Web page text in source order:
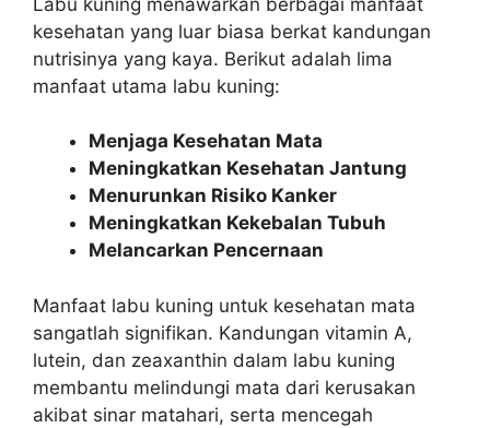
kesehatan yang luar biasa berkat kandungan
nutrisinya yang kaya. Berikut adalah lima
manfaat utama labu kuning:
Menjaga Kesehatan Mata
Meningkatkan Kesehatan Jantung
Menurunkan Risiko Kanker
Meningkatkan Kekebalan Tubuh
Melancarkan Pencernaan
Manfaat labu kuning untuk kesehatan mata
sangatlah signifikan. Kandungan vitamin A,
lutein, dan zeaxanthin dalam labu kuning
membantu melindungi mata dari kerusakan
akibat sinar matahari, serta mencegah